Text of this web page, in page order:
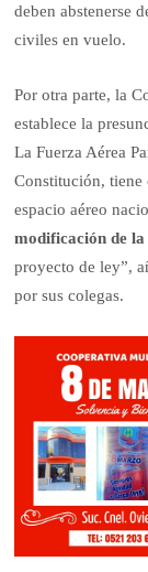
deben abstenerse
civiles en vuelo.
Por otra parte, la
establece la
La Fuerza Aérea
Constitución,
espacio aéreo
modificación de
proyecto de ley”,
por sus colegas.